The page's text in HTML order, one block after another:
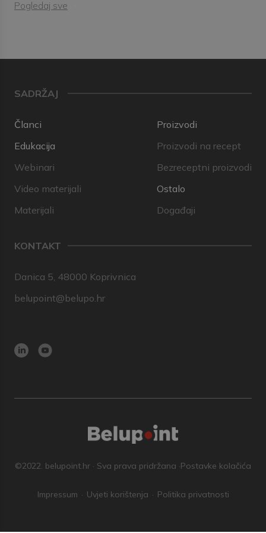
Pogledaj sve
SADRŽAJ
Članci
Edukacija
Webinari
Video materijali
Materijali
Proizvodi
Proizvodi na recept
Bezreceptni proizvodi
Ostalo
Događaji
KONTAKT
Danica 5, 48000 Koprivnica
belupoint@belupo.hr
©2022. belupoint.hr · Sva prava pridržana ·Postavke kolačića
Impressum Uvjeti korištenja Politika privatnosti